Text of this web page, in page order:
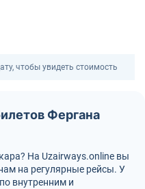
чтобы увидеть стоимость
Фергана
На Uzairways.online вы
на регулярные рейсы. У
внутренним и